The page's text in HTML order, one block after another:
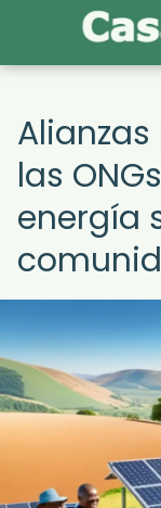
las
energía